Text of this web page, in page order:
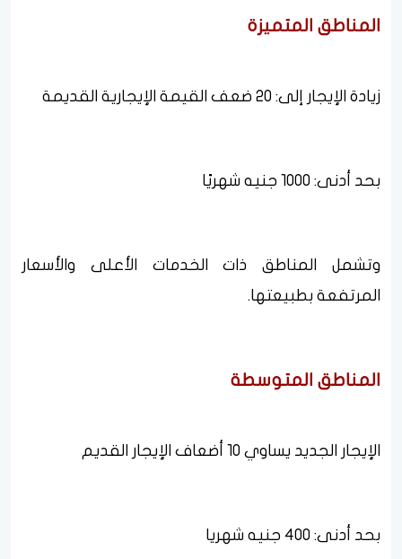
المناطق المتميزة
زيادة الإيجار إلى: 20 ضعف القيمة الإيجارية القديمة
بحد أدنى: 1000 جنيه شهريًا
وتشمل المناطق ذات الخدمات الأعلى والأسعار
المرتفعة بطبيعتها.
المناطق المتوسطة
الإيجار الجديد يساوي 10 أضعاف الإيجار القديم
بحد أدنى: 400 جنيه شهريا